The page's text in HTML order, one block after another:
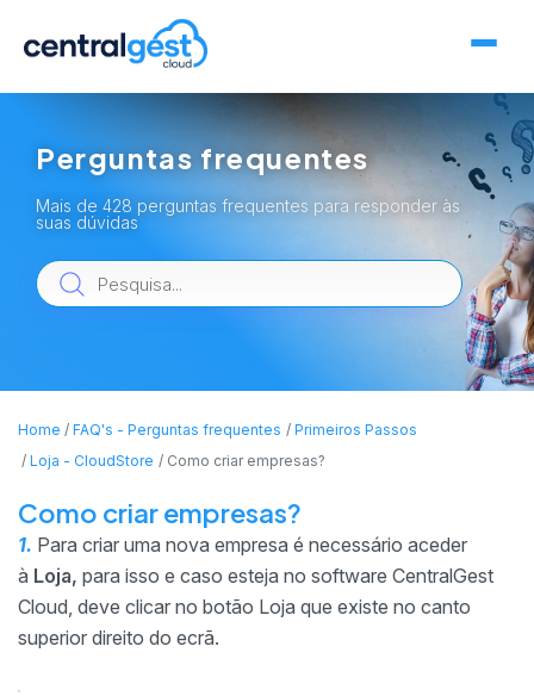
Perguntas frequentes
Mais de 428 perguntas frequentes para responder às
suas dúvidas
Home FAQ's - Perguntas frequentes
Primeiros Passos
Loja - CloudStore
Como criar empresas?
Como criar empresas?
1. Para criar uma nova empresa é necessário aceder
à Loja, para isso e caso esteja no software CentralGest
Cloud, deve clicar no botão Loja que existe no canto
superior direito do ecrã.